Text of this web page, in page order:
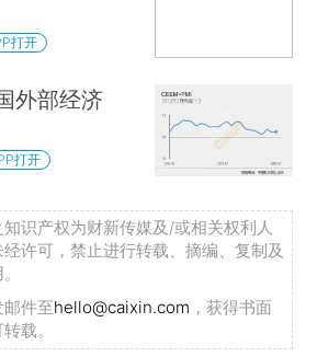
打开
外部经济
打开
识产权为财新传媒及/或相关权利人
许可，禁止进行转载、摘编、复制及
件至hello@caixin.com ，获得书面
载。